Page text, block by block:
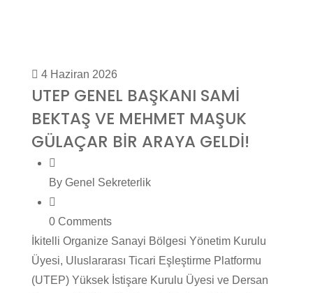
4 Haziran 2026
UTEP GENEL BAŞKANI SAMİ
BEKTAŞ VE MEHMET MAŞUK
GÜLAÇAR BİR ARAYA GELDİ!
By Genel Sekreterlik
0 Comments
İkitelli Organize Sanayi Bölgesi Yönetim Kurulu
Üyesi, Uluslararası Ticari Eşleştirme Platformu
(UTEP) Yüksek İstişare Kurulu Üyesi ve Dersan